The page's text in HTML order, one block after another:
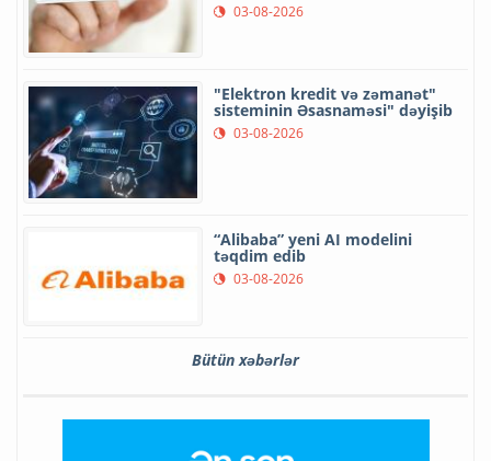
03-08-2026
"Elektron kredit və zəmanət"
sisteminin Əsasnaməsi" dəyişib
03-08-2026
“Alibaba” yeni AI modelini
təqdim edib
03-08-2026
Bütün xəbərlər